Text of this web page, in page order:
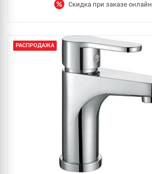
Скидка при заказе онлайн
РАСПРОДАЖА